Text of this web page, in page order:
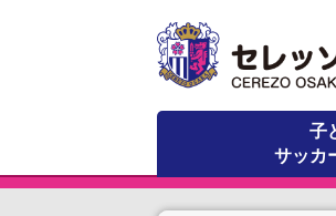
子
サッカ